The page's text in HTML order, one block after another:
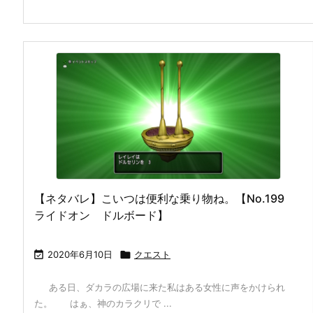
【ネタバレ】こいつは便利な乗り物ね。【No.199
ライドオン ドルボード】
 2020年6月10日  クエスト
ある日、ダカラの広場に来た私はある女性に声をかけられ
た。 はぁ、神のカラクリで ...